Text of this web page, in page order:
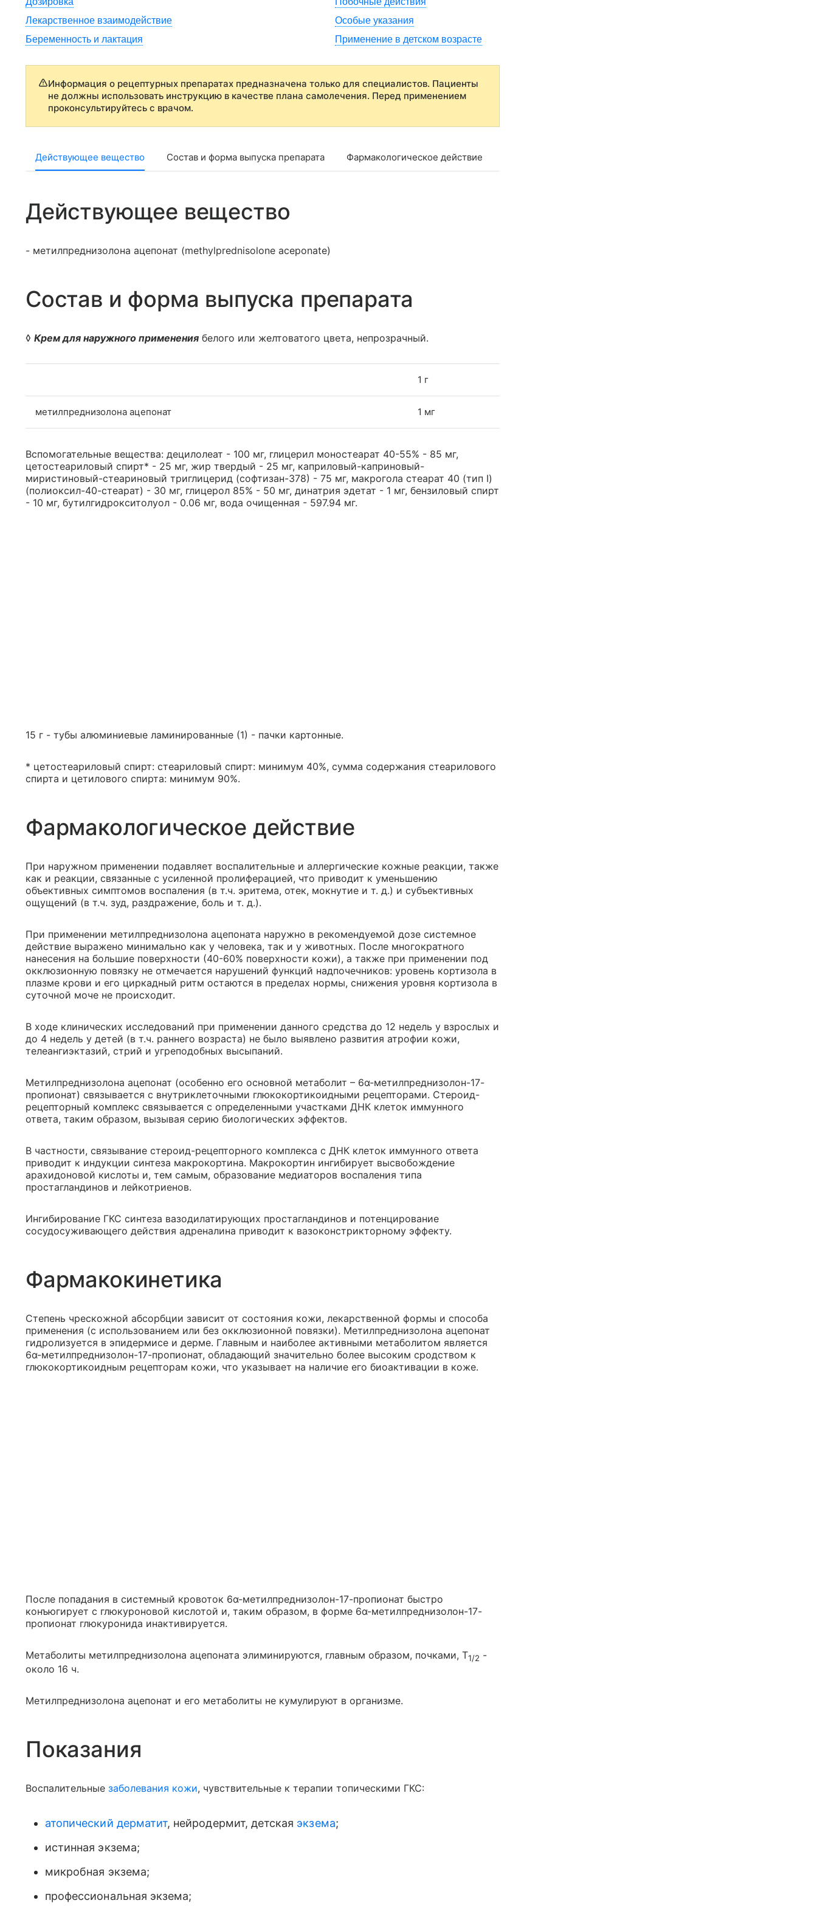
Лекарственное взаимодействие
Особые указания
Беременность и лактация
Применение в детском возрасте
Информация о рецептурных препаратах предназначена только для специалистов. Пациенты
не должны использовать инструкцию в качестве плана самолечения. Перед применением
проконсультируйтесь с врачом.
Действующее вещество Состав и форма выпуска препарата Фармакологическое действие
Действующее вещество
- метилпреднизолона ацепонат (methylprednisolone aceponate)
Состав и форма выпуска препарата
◊ Крем для наружного применения белого или желтоватого цвета, непрозрачный.
1 г
метилпреднизолона ацепонат 1 мг
Вспомогательные вещества: децилолеат - 100 мг, глицерил моностеарат 40-55% - 85 мг,
цетостеариловый спирт* - 25 мг, жир твердый - 25 мг, каприловый-каприновый-
миристиновый-стеариновый триглицерид (софтизан-378) - 75 мг, макрогола стеарат 40 (тип I)
(полиоксил-40-стеарат) - 30 мг, глицерол 85% - 50 мг, динатрия эдетат - 1 мг, бензиловый спирт
- 10 мг, бутилгидрокситолуол - 0.06 мг, вода очищенная - 597.94 мг.
15 г - тубы алюминиевые ламинированные (1) - пачки картонные.
* цетостеариловый спирт: стеариловый спирт: минимум 40%, сумма содержания стеарилового
спирта и цетилового спирта: минимум 90%.
Фармакологическое действие
При наружном применении подавляет воспалительные и аллергические кожные реакции, также
как и реакции, связанные с усиленной пролиферацией, что приводит к уменьшению
объективных симптомов воспаления (в т.ч. эритема, отек, мокнутие и т. д.) и субъективных
ощущений (в т.ч. зуд, раздражение, боль и т. д.).
При применении метилпреднизолона ацепоната наружно в рекомендуемой дозе системное
действие выражено минимально как у человека, так и у животных. После многократного
нанесения на большие поверхности (40-60% поверхности кожи), а также при применении под
окклюзионную повязку не отмечается нарушений функций надпочечников: уровень кортизола в
плазме крови и его циркадный ритм остаются в пределах нормы, снижения уровня кортизола в
суточной моче не происходит.
В ходе клинических исследований при применении данного средства до 12 недель у взрослых и
до 4 недель у детей (в т.ч. раннего возраста) не было выявлено развития атрофии кожи,
телеангиэктазий, стрий и угреподобных высыпаний.
Метилпреднизолона ацепонат (особенно его основной метаболит – 6α-метилпреднизолон-17-
пропионат) связывается с внутриклеточными глюкокортикоидными рецепторами. Стероид-
рецепторный комплекс связывается с определенными участками ДНК клеток иммунного
ответа, таким образом, вызывая серию биологических эффектов.
В частности, связывание стероид-рецепторного комплекса с ДНК клеток иммунного ответа
приводит к индукции синтеза макрокортина. Макрокортин ингибирует высвобождение
арахидоновой кислоты и, тем самым, образование медиаторов воспаления типа
простагландинов и лейкотриенов.
Ингибирование ГКС синтеза вазодилатирующих простагландинов и потенцирование
сосудосуживающего действия адреналина приводит к вазоконстрикторному эффекту.
Фармакокинетика
Степень чрескожной абсорбции зависит от состояния кожи, лекарственной формы и способа
применения (с использованием или без окклюзионной повязки). Метилпреднизолона ацепонат
гидролизуется в эпидермисе и дерме. Главным и наиболее активными метаболитом является
6α-метилпреднизолон-17-пропионат, обладающий значительно более высоким сродством к
глюкокортикоидным рецепторам кожи, что указывает на наличие его биоактивации в коже.
После попадания в системный кровоток 6α-метилпреднизолон-17-пропионат быстро
конъюгирует с глюкуроновой кислотой и, таким образом, в форме 6α-метилпреднизолон-17-
пропионат глюкуронида инактивируется.
Метаболиты метилпреднизолона ацепоната элиминируются, главным образом, почками, T1/2 -
около 16 ч.
Метилпреднизолона ацепонат и его метаболиты не кумулируют в организме.
Показания
Воспалительные заболевания кожи, чувствительные к терапии топическими ГКС:
атопический дерматит, нейродермит, детская экзема;
истинная экзема;
микробная экзема;
профессиональная экзема;